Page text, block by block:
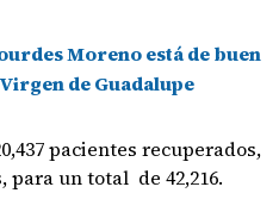
Moreno está de buen
de Guadalupe
pacientes recuperados,
para un total de 42,216.